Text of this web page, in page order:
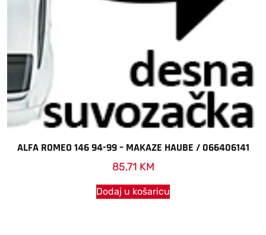
ALFA ROMEO 146 94-99 – MAKAZE HAUBE / 066406141
85,71 KM
Dodaj u košaricu